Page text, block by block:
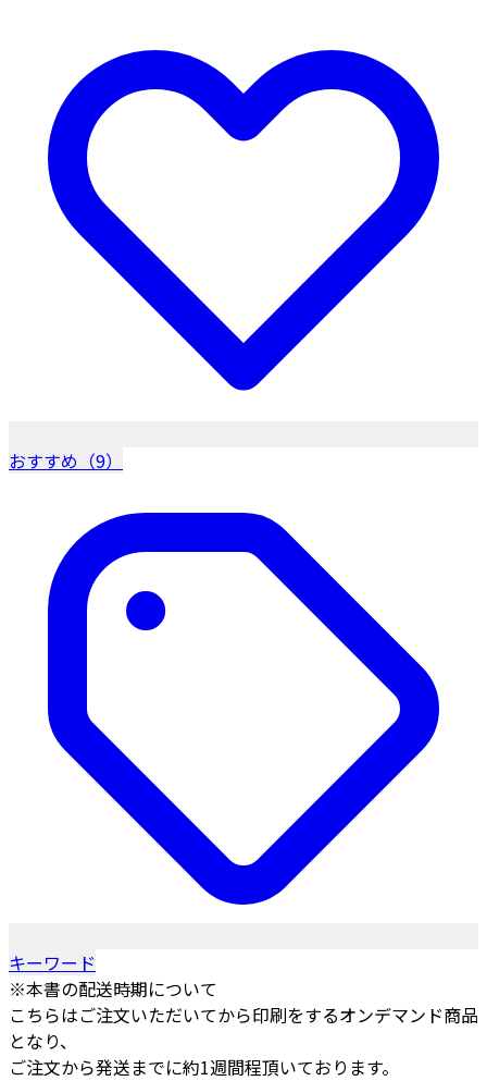
おすすめ（9）
キーワード
※本書の配送時期について
こちらはご注文いただいてから印刷をするオンデマンド商品
となり、
ご注文から発送までに約1週間程頂いております。